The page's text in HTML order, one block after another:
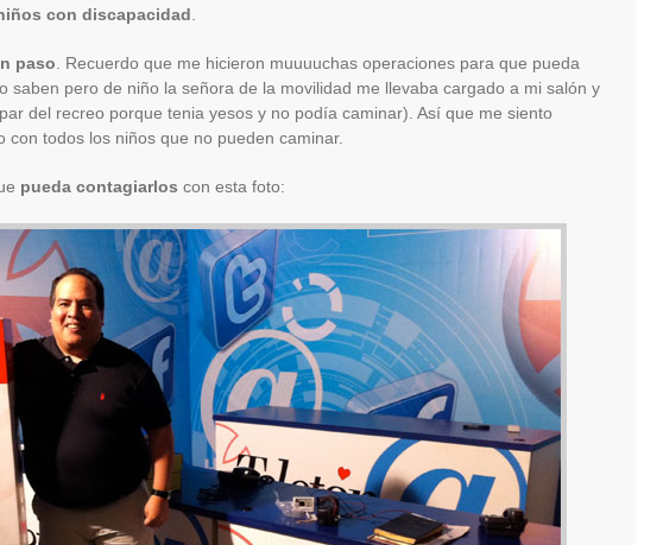
con discapacidad
paso . Recuerdo que me hicieron muuuuchas operaciones para que pueda
saben pero de niño la señora de la movilidad me llevaba cargado a mi salón y
del recreo porque tenia yesos y no podía caminar). Así que me siento
con todos los niños que no pueden caminar.
pueda contagiarlos con esta foto: